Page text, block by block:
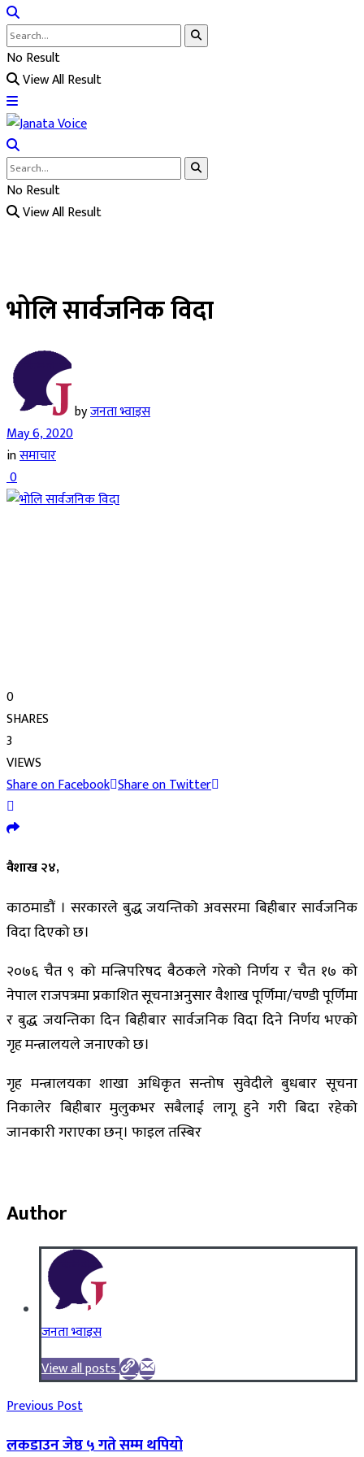
No Result
View All Result
No Result
View All Result
भोलि सार्वजनिक विदा
byजनता भ्वाइस
May 6, 2020
inसमाचार
0
0
SHARES
3
VIEWS
Share on Facebook Share on Twitter
वैशाख २४,
काठमाडौं । सरकारले बुद्ध जयन्तिको अवसरमा बिहीबार सार्वजनिक
विदा दिएको छ।
२०७६ चैत ९ को मन्त्रिपरिषद बैठकले गरेको निर्णय र चैत १७ को
नेपाल राजपत्रमा प्रकाशित सूचनाअनुसार वैशाख पूर्णिमा/चण्डी पूर्णिमा
र बुद्ध जयन्तिका दिन बिहीबार सार्वजनिक विदा दिने निर्णय भएको
गृह मन्त्रालयले जनाएको छ।
गृह मन्त्रालयका शाखा अधिकृत सन्तोष सुवेदीले बुधबार सूचना
निकालेर बिहीबार मुलुकभर सबैलाई लागू हुने गरी बिदा रहेको
जानकारी गराएका छन्। फाइल तस्बिर
Author
जनता भ्वाइस
View all posts
Previous Post
लकडाउन जेष्ठ ५ गते सम्म थपियो